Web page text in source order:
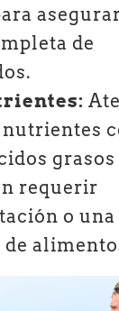
de
grasos
requerir
o
de